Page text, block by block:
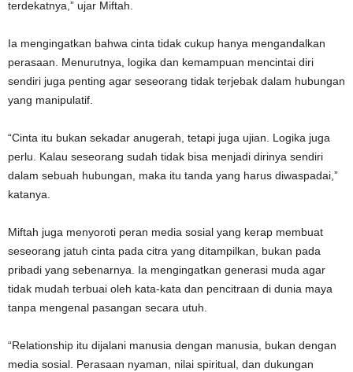
terdekatnya,” ujar Miftah.
Ia mengingatkan bahwa cinta tidak cukup hanya mengandalkan
perasaan. Menurutnya, logika dan kemampuan mencintai diri
sendiri juga penting agar seseorang tidak terjebak dalam hubungan
yang manipulatif.
“Cinta itu bukan sekadar anugerah, tetapi juga ujian. Logika juga
perlu. Kalau seseorang sudah tidak bisa menjadi dirinya sendiri
dalam sebuah hubungan, maka itu tanda yang harus diwaspadai,”
katanya.
Miftah juga menyoroti peran media sosial yang kerap membuat
seseorang jatuh cinta pada citra yang ditampilkan, bukan pada
pribadi yang sebenarnya. Ia mengingatkan generasi muda agar
tidak mudah terbuai oleh kata-kata dan pencitraan di dunia maya
tanpa mengenal pasangan secara utuh.
“Relationship itu dijalani manusia dengan manusia, bukan dengan
media sosial. Perasaan nyaman, nilai spiritual, dan dukungan